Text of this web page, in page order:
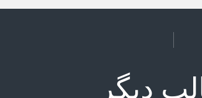
دیگر